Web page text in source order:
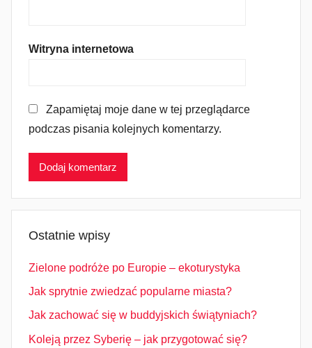
Witryna internetowa
Zapamiętaj moje dane w tej przeglądarce
podczas pisania kolejnych komentarzy.
Ostatnie wpisy
Zielone podróże po Europie – ekoturystyka
Jak sprytnie zwiedzać popularne miasta?
Jak zachować się w buddyjskich świątyniach?
Koleją przez Syberię – jak przygotować się?